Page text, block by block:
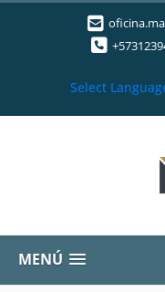
Select
MENÚ